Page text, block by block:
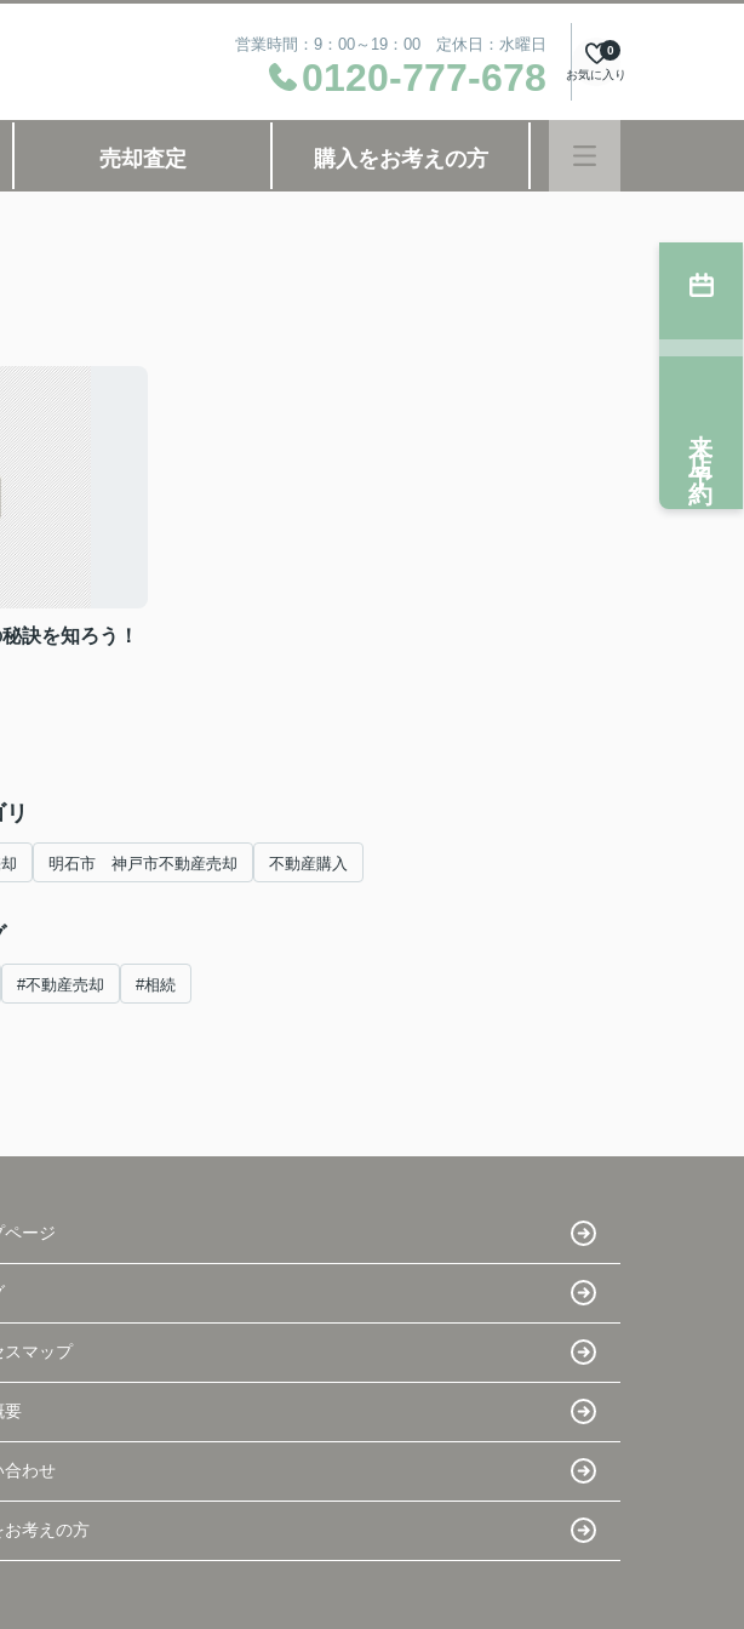
営業時間：9：00～19：00 定休日：水曜日
0120-777-678 お気に入り
0
売却査定 購入をお考えの方
訣を知ろう！
明石市 神戸市不動産売却 不動産購入
#不動産売却 #相続
来店予約
ページ
スマップ
要
合わせ
お考えの方